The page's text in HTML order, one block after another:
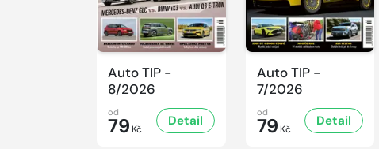
Auto TIP -
8/2026
od
79 Kč
Detail
Auto TIP -
7/2026
od
79 Kč
Detail